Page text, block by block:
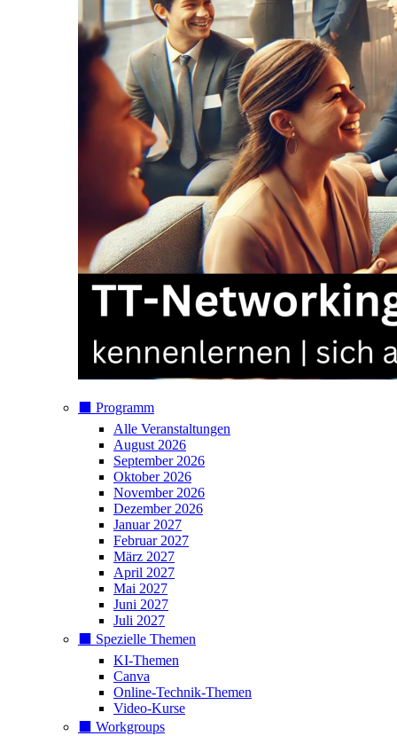
⬛️ Programm
Alle Veranstaltungen
August 2026
September 2026
Oktober 2026
November 2026
Dezember 2026
Januar 2027
Februar 2027
März 2027
April 2027
Mai 2027
Juni 2027
Juli 2027
⬛️ Spezielle Themen
KI-Themen
Canva
Online-Technik-Themen
Video-Kurse
⬛️ Workgroups